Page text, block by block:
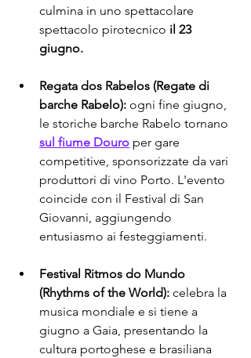
culmina in uno spettacolare
spettacolo pirotecnico il 23
giugno.
Regata dos Rabelos (Regate di
barche Rabelo): ogni fine giugno,
le storiche barche Rabelo tornano
sul fiume Douro per gare
competitive, sponsorizzate da vari
produttori di vino Porto. L'evento
coincide con il Festival di San
Giovanni, aggiungendo
entusiasmo ai festeggiamenti.
Festival Ritmos do Mundo
(Rhythms of the World): celebra la
musica mondiale e si tiene a
giugno a Gaia, presentando la
cultura portoghese e brasiliana